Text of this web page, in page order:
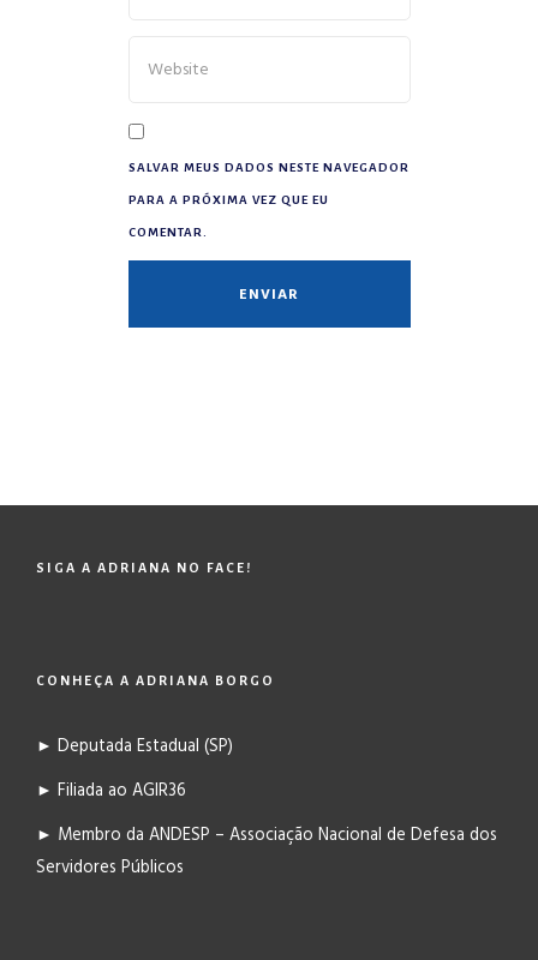
SALVAR MEUS DADOS NESTE NAVEGADOR
PARA A PRÓXIMA VEZ QUE EU
COMENTAR.
SIGA A ADRIANA NO FACE!
CONHEÇA A ADRIANA BORGO
► Deputada Estadual (SP)
► Filiada ao AGIR36
► Membro da ANDESP – Associação Nacional de Defesa dos
Servidores Públicos